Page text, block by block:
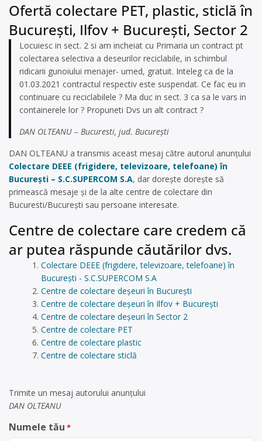
Ofertă colectare PET, plastic, sticlă în
București, Ilfov + București, Sector 2
Locuiesc in sect. 2 si am incheiat cu Primaria un contract pt
colectarea selectiva a deseurilor reciclabile, in schimbul
ridicarii gunoiului menajer- umed, gratuit. Inteleg ca de la
01.03.2021 contractul respectiv este suspendat. Ce fac eu in
continuare cu reciclabilele ? Ma duc in sect. 3 ca sa le vars in
containerele lor ? Propuneti Dvs un alt contract ?
DAN OLTEANU – Bucuresti, jud. București
DAN OLTEANU a transmis aceast mesaj către autorul anunțului
Colectare DEEE (frigidere, televizoare, telefoane) în
București – S.C.SUPERCOM S.A, dar dorește dorește să
primească mesaje și de la alte centre de colectare din
Bucuresti/București sau persoane interesate.
Centre de colectare care credem că
ar putea răspunde căutărilor dvs.
Colectare DEEE (frigidere, televizoare, telefoane) în
București - S.C.SUPERCOM S.A
Centre de colectare deșeuri în București
Centre de colectare deșeuri în Ilfov + București
Centre de colectare deșeuri în Sector 2
Centre de colectare PET
Centre de colectare plastic
Centre de colectare sticlă
Trimite un mesaj autorului anunţului
DAN OLTEANU
Numele tău *